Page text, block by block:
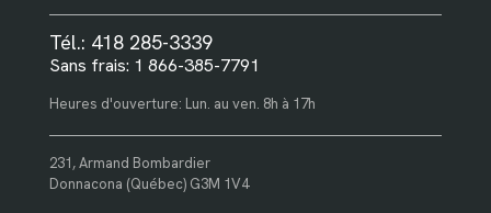
Tél.: 418 285-3339
Sans frais: 1 866-385-7791
Heures d'ouverture: Lun. au ven. 8h à 17h
231, Armand Bombardier
Donnacona (Québec) G3M 1V4